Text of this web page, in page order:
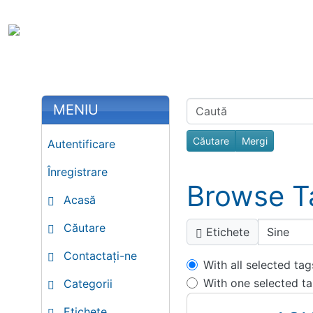
Related
Find
Browse
Etichete
With all selected
With one selected
More content and
MENIU
Autentificare
Înregistrare
Acasă
Căutare
Contactați-ne
Categorii